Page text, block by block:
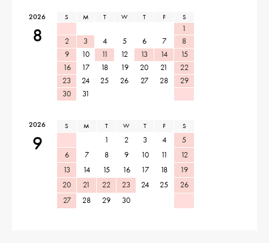
2026
8
S M T W T F S
1
2
3 4 5 6 7
8
9
10 11 12 13 14
15
16
17 18 19 20 21
22
23
24 25 26 27 28
29
30
31
2026
9
S M T W T F S
1 2 3 4
5
6
7 8 9 10 11
12
13
14 15 16 17 18
19
20
21 22 23 24 25
26
27
28 29 30